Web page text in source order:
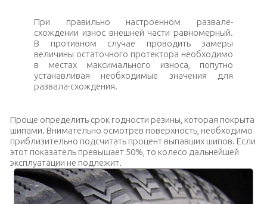
При правильно настроенном развале-
схождении износ внешней части равномерный.
В противном случае проводить замеры
величины остаточного протектора необходимо
в местах максимального износа, попутно
устанавливая необходимые значения для
развала-схождения.
Проще определить срок годности резины, которая покрыта
шипами. Внимательно осмотрев поверхность, необходимо
приблизительно подсчитать процент выпавших шипов. Если
этот показатель превышает 50%, то колесо дальнейшей
эксплуатации не подлежит.